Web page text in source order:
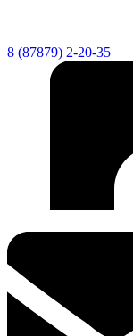
8 (87879) 2-20-35